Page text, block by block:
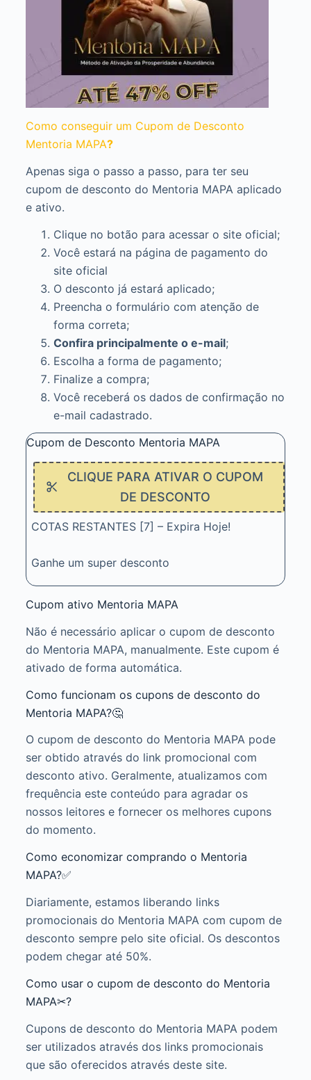
Como conseguir um Cupom de Desconto
Mentoria MAPA?
Apenas siga o passo a passo, para ter seu
cupom de desconto do Mentoria MAPA aplicado
e ativo.
Clique no botão para acessar o site oficial;
Você estará na página de pagamento do
site oficial
O desconto já estará aplicado;
Preencha o formulário com atenção de
forma correta;
Confira principalmente o e-mail;
Escolha a forma de pagamento;
Finalize a compra;
Você receberá os dados de confirmação no
e-mail cadastrado.
Cupom de Desconto Mentoria MAPA
CLIQUE PARA ATIVAR O CUPOM
DE DESCONTO
COTAS RESTANTES [7] – Expira Hoje!
Ganhe um super desconto
Cupom ativo Mentoria MAPA
Não é necessário aplicar o cupom de desconto
do Mentoria MAPA, manualmente. Este cupom é
ativado de forma automática.
Como funcionam os cupons de desconto do
Mentoria MAPA?🤔
O cupom de desconto do Mentoria MAPA pode
ser obtido através do link promocional com
desconto ativo. Geralmente, atualizamos com
frequência este conteúdo para agradar os
nossos leitores e fornecer os melhores cupons
do momento.
Como economizar comprando o Mentoria
MAPA?✅
Diariamente, estamos liberando links
promocionais do Mentoria MAPA com cupom de
desconto sempre pelo site oficial. Os descontos
podem chegar até 50%.
Como usar o cupom de desconto do Mentoria
MAPA✂?
Cupons de desconto do Mentoria MAPA podem
ser utilizados através dos links promocionais
que são oferecidos através deste site.